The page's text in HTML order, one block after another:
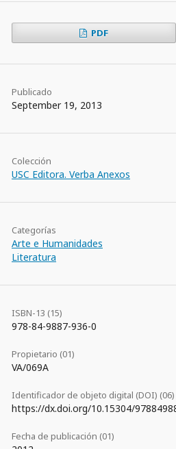
PDF
Publicado
September 19, 2013
Colección
USC Editora. Verba Anexos
Categorías
Arte e Humanidades
Literatura
ISBN-13 (15)
978-84-9887-936-0
Propietario (01)
VA/069A
Identificador de objeto digital (DOI) (06)
https://dx.doi.org/10.15304/
Fecha de publicación (01)